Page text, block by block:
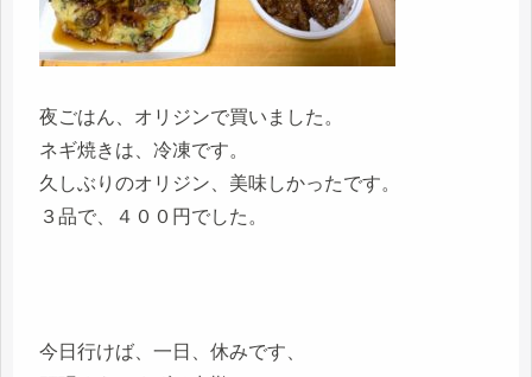
夜ごはん、オリジンで買いました。
ネギ焼きは、冷凍です。
久しぶりのオリジン、美味しかったです。
３品で、４００円でした。
今日行けば、一日、休みです、